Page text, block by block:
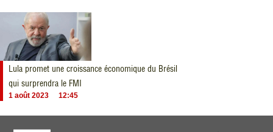
Lula promet une croissance économique du Brésil
qui surprendra le FMI
1 août 2023 12:45